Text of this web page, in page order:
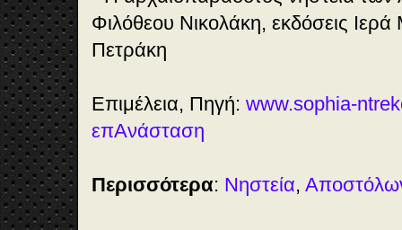
Φιλόθεου Νικολάκη, εκδόσεις
Πετράκη
Επιμέλεια, Πηγή: www.sophia-
επΑνάσταση
Περισσότερα: Νηστεία,